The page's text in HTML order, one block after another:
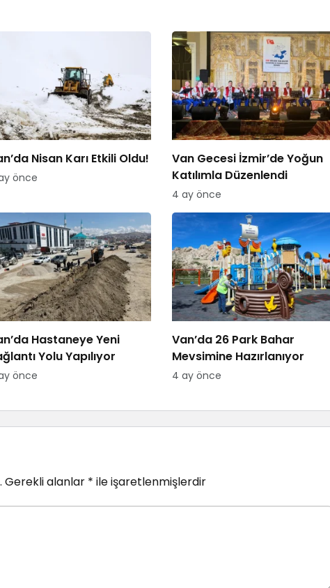
Nisan Karı Etkili Oldu!
önce
Van Gecesi İzmir’de Yoğun
Katılımla Düzenlendi
4 ay önce
Hastaneye Yeni
Yolu Yapılıyor
önce
Van’da 26 Park Bahar
Mevsimine Hazırlanıyor
4 ay önce
Gerekli alanlar * ile işaretlenmişlerdir